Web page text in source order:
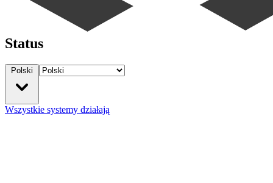
Status
Polski
Wszystkie systemy działają